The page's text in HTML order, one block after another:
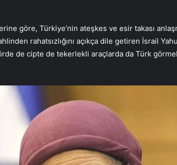
göre, Türkiye’nin ateşkes ve esir takası
rahatsızlığını açıkça dile getiren İsrail
de cipte de tekerlekli araçlarda da Türk